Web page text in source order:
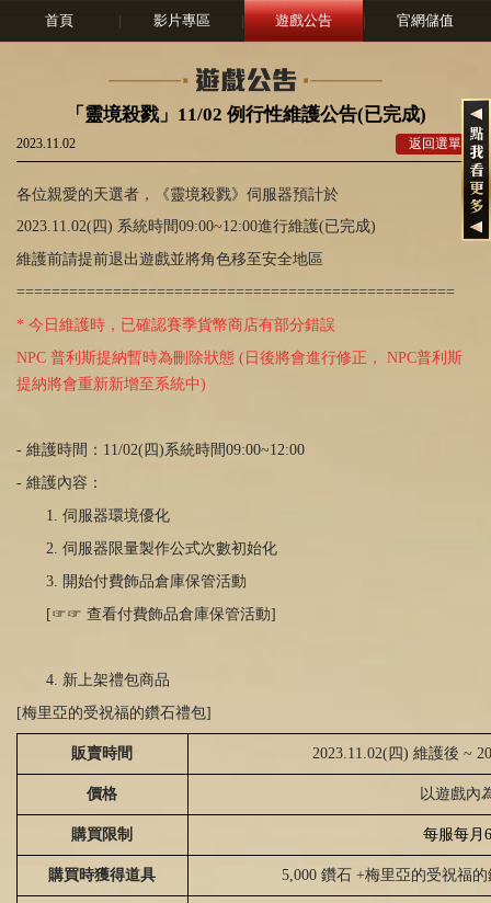
首頁 | 影片專區 | 遊戲公告 | 官網儲值
「靈境殺戮」11/02 例行性維護公告(已完成)
2023.11.02 返回選單
各位親愛的天選者，《靈境殺戮》伺服器預計於
2023.11.02(四) 系統時間09:00~12:00進行維護(已完成)
維護前請提前退出遊戲並將角色移至安全地區
==================================================
* 今日維護時，已確認賽季貨幣商店有部分錯誤
NPC 普利斯提納暫時為刪除狀態 (日後將會進行修正， NPC普利斯
提納將會重新新增至系統中)
- 維護時間： 11/02( 四)系統時間09:00~12:00
- 維護內容：
1. 伺服器環境優化
2. 伺服器限量製作公式次數初始化
3. 開始付費飾品倉庫保管活動
[☞☞ 查看付費飾品倉庫保管活動]
4. 新上架禮包商品
[梅里亞的受祝福的鑽石禮包]
販賣時間 2023.11.02(四) 維護後 ~
價格 以遊戲內
購買限制 每服每月
購買時獲得道具 5,000 鑽石 +梅里亞的受祝福